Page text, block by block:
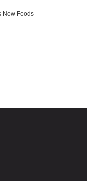
Now Foods